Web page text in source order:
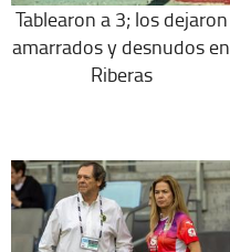
Tablearon a 3; los dejaron
amarrados y desnudos en
Riberas